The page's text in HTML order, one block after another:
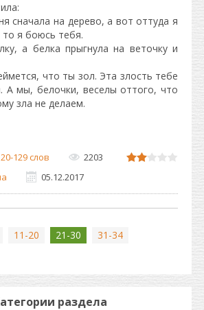
сначала на дерево, а вот оттуда я
то я боюсь тебя.
а белка прыгнула на веточку и
что ты зол. Эта злость тебе
А мы, белочки, веселы оттого, что
зла не делаем.
129 слов
2203
05.12.2017
11-20 21-30 31-34
раздела